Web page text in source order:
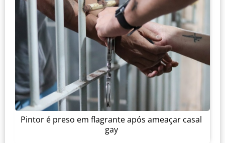
Pintor é preso em flagrante após ameaçar casal
gay